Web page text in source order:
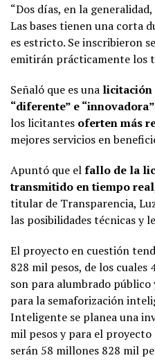
“Dos días, en la
Las bases tienen una corta
es estricto. Se inscribieron
emitirán prácticamente los
Señaló que es una licitación
“diferente” e “innovadora”
los licitantes oferten más
mejores servicios en
Apuntó que elfallo de la
transmitido en tiempo real
titular de Transparencia,
las posibilidades técnicas y
El proyecto en cuestión
828 mil pesos, de los
son para alumbrado
para la semaforización
Inteligente se planea una
mil pesos y para el
serán 58 millones 828 mil